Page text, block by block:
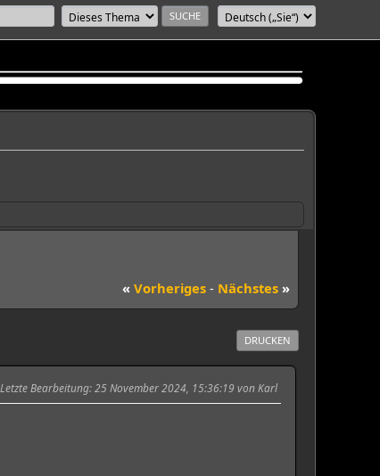
« Vorheriges - Nächstes »
DRUCKEN
Letzte Bearbeitung: 25 November 2024, 15:36:19 von Karl